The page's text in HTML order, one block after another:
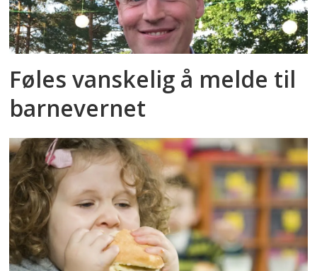
Føles vanskelig å melde til
barnevernet